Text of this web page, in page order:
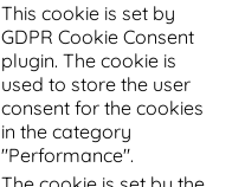
This cookie is set by
GDPR Cookie Consent
plugin. The cookie is
used to store the user
consent for the cookies
in the category
"Performance".